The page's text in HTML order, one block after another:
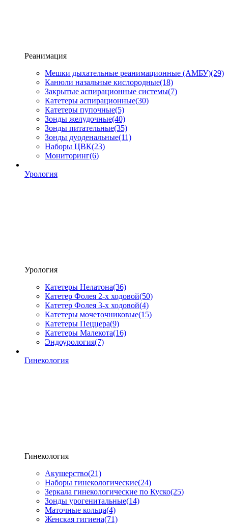
Реанимация
Мешки дыхательные реанимационные (АМБУ)(29)
Канюли назальные кислородные(18)
Закрытые аспирационные системы(7)
Катетеры аспирационные(30)
Катетеры пупочные(5)
Зонды желудочные(40)
Зонды питательные(35)
Зонды дуоденальные(11)
Наборы ЦВК(23)
Мониторинг(6)
Урология
Урология
Катетеры Нелатона(36)
Катетер Фолея 2-х ходовой(50)
Катетер Фолея 3-х ходовой(4)
Катетеры мочеточниковые(15)
Катетеры Пеццера(9)
Катетеры Малекота(16)
Эндоурология(7)
Гинекология
Гинекология
Акушерство(21)
Наборы гинекологические(24)
Зеркала гинекологические по Куско(25)
Зонды урогенитальные(14)
Маточные кольца(4)
Женская гигиена(71)